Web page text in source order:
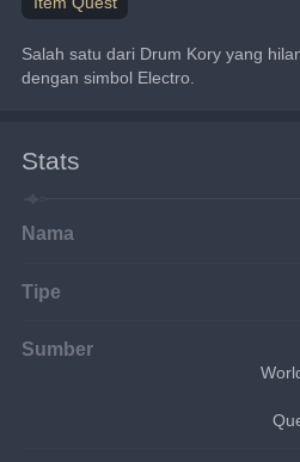
Salah satu dari Drum Kory yang
dengan simbol Electro.
Stats
Nama
Tipe
Sumber